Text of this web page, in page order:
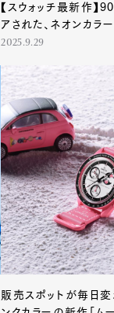
【スウォッチ最新作】
アされた、ネオンカラ
2025.9.29
販売スポットが毎日